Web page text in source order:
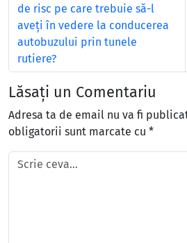
de risc pe care trebuie să-l
aveţi în vedere la conducerea
autobuzului prin tunele
rutiere?
Lăsați un Comentariu
Adresa ta de email nu va fi
obligatorii sunt marcate cu *